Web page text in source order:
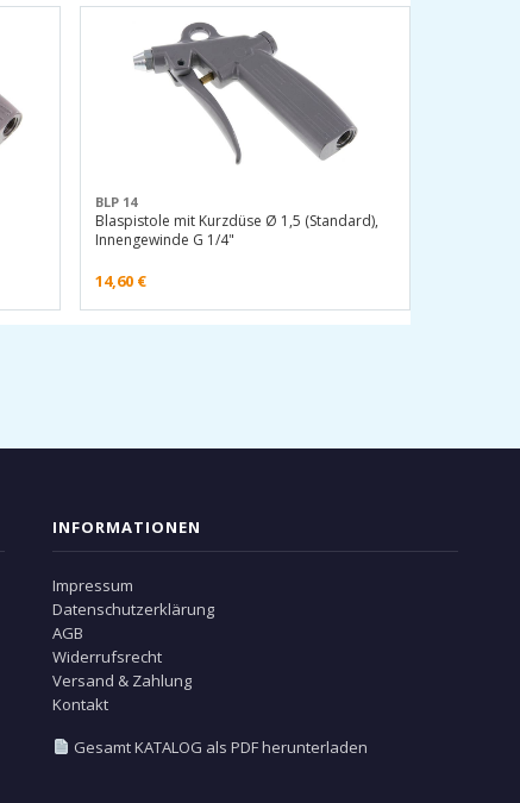
BLP 14
Blaspistole mit Kurzdüse Ø 1,5 (Standard),
Innengewinde G 1/4"
14,60 €
INFORMATIONEN
Impressum
Datenschutzerklärung
AGB
Widerrufsrecht
Versand & Zahlung
Kontakt
Gesamt KATALOG als PDF herunterladen